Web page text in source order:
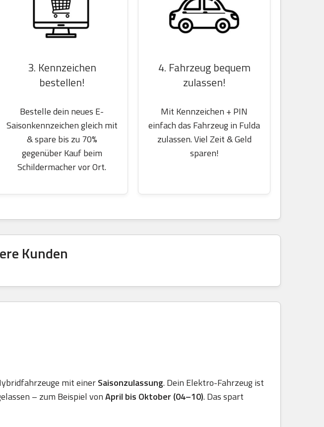
3. Kennzeichen
bestellen!
Bestelle dein neues E-
Saisonkennzeichen gleich mit
& spare bis zu 70%
gegenüber Kauf beim
Schildermacher vor Ort.
4. Fahrzeug bequem
zulassen!
Mit Kennzeichen + PIN
einfach das Fahrzeug in Fulda
zulassen. Viel Zeit & Geld
sparen!
Kunden
mit einerSaisonzulassung. Dein Elektro-Fahrzeug ist
– zum Beispiel vonApril bis Oktober (04–10). Das spart